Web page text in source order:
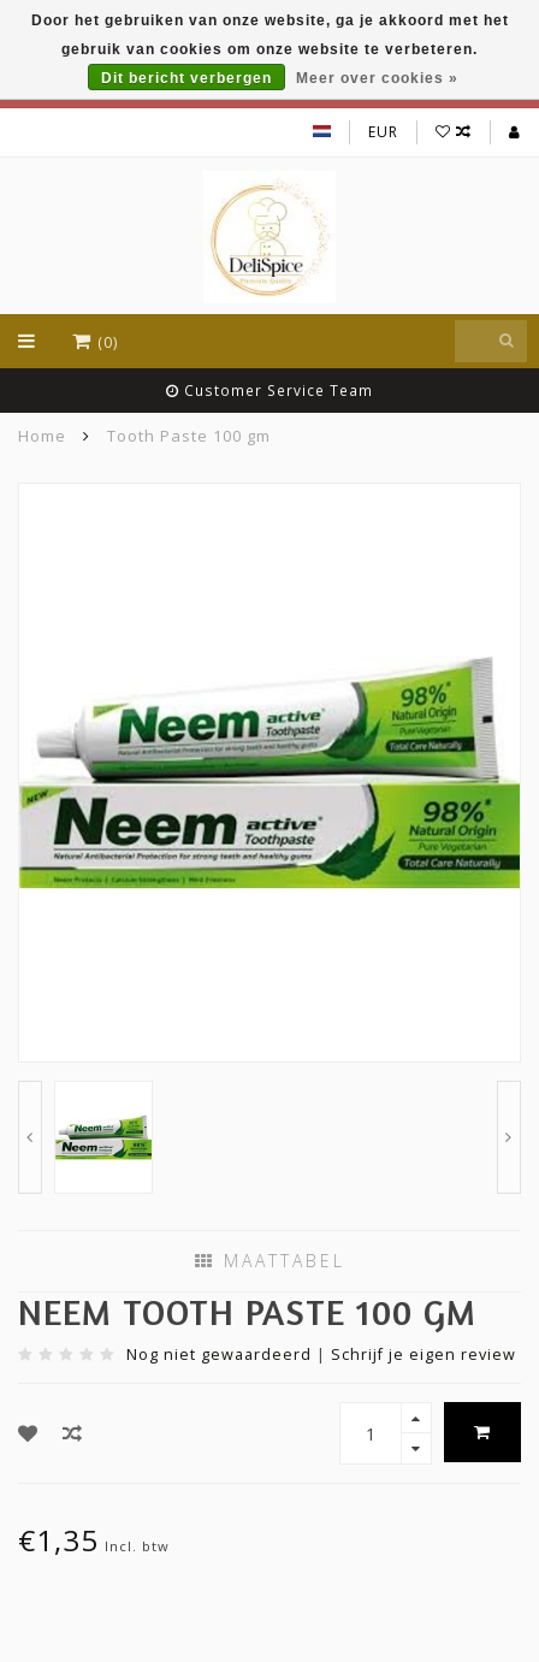
DeliSpice is your online Indian grocery shop with
exclusive brands like Daawat, Suhana, DeliSpice
and many more !!!
EUR
(0)
Customer Service Team
Home Tooth Paste 100 gm
MAATTABEL
NEEM TOOTH PASTE 100 GM
Nog niet gewaardeerd | Schrijf je eigen review
€1,35 Incl. btw
Door het gebruiken van onze website, ga je akkoord met het
gebruik van cookies om onze website te verbeteren.
Dit bericht verbergen
Meer over cookies »